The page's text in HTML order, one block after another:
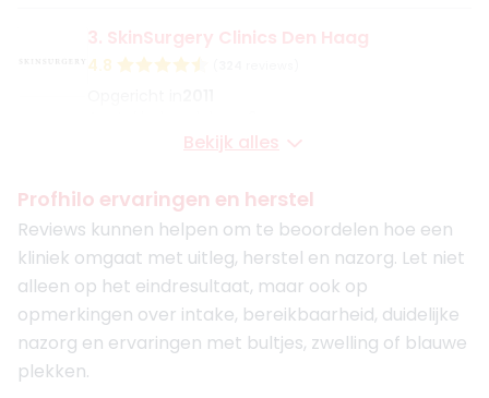
3. SkinSurgery Clinics Den Haag
4.8
Meer informatie of maak een afspraak
4. Kansai
5 (348reviews)
Opgericht in
Aantal behandelaren1
Meer informatie of maak een afspraak
Bekijk alles
Profhilo ervaringen en herstel
Reviews kunnen helpen om te beoordelen hoe een
kliniek omgaat met uitleg, herstel en nazorg. Let niet
alleen op het eindresultaat, maar ook op
opmerkingen over intake, bereikbaarheid, duidelijke
nazorg en ervaringen met bultjes, zwelling of blauwe
plekken.